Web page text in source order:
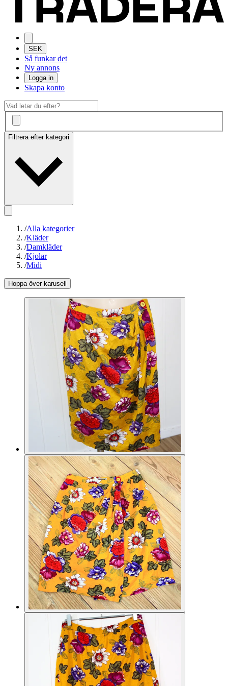
SEK
Så funkar det
Ny annons
Logga in
Skapa konto
Filtrera efter kategori
/Alla kategorier
/Kläder
/Damkläder
/Kjolar
/Midi
Hoppa över karusell